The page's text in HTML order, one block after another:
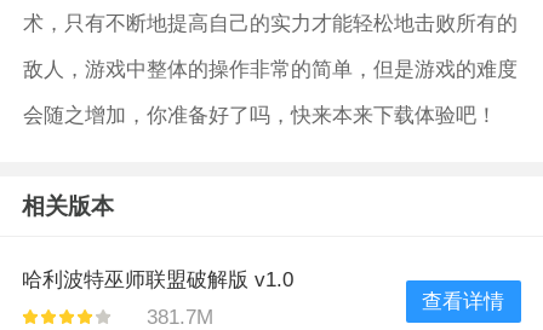
术，只有不断地提高自己的实力才能轻松地击败所有的
敌人，游戏中整体的操作非常的简单，但是游戏的难度
会随之增加，你准备好了吗，快来本来下载体验吧！
相关版本
哈利波特巫师联盟破解版 v1.0
381.7M
查看详情